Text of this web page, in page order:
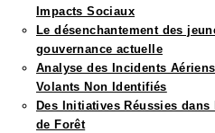
Impacts Sociaux
Le désenchantement des
gouvernance actuelle
Analyse des Incidents
Volants Non Identifiés
Des Initiatives Réussies
de Forêt